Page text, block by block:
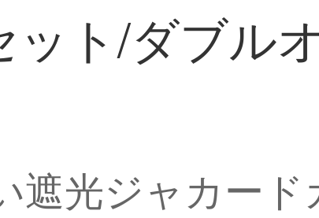
ト/ダブル
遮光ジャカー